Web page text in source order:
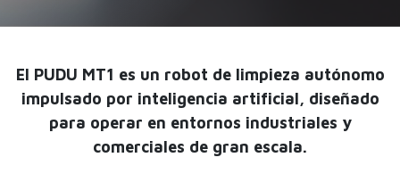
El PUDU MT1 es un robot de limpieza autónomo
impulsado por inteligencia artificial, diseñado
para operar en entornos industriales y
comerciales de gran escala.